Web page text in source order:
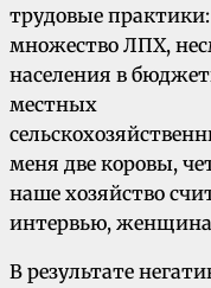
трудовые
множество ЛПХ,
населения в
местных
меня две коровы,
наше хозяйство
интервью,
В результате